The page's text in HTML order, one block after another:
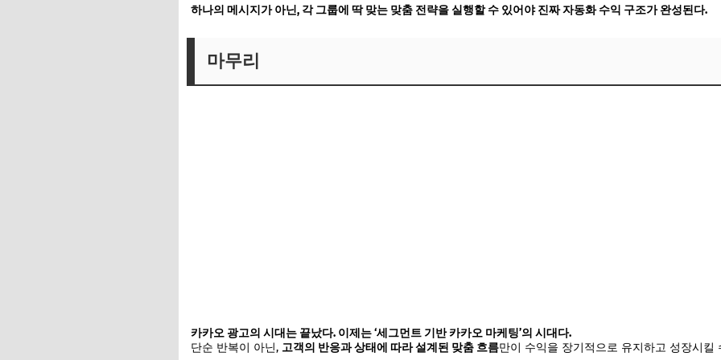
하나의 메시지가 아닌, 각 그룹에 딱 맞는 맞춤 전략을 실행할 수 있어야 진짜 자동화 수익 구조가 완성된다.
마무리
카카오 광고의 시대는 끝났다. 이제는 ‘세그먼트 기반 카카오 마케팅’의 시대다.
단순 반복이 아닌, 고객의 반응과 상태에 따라 설계된 맞춤 흐름만이 수익을 장기적으로 유지하고 성장시킬